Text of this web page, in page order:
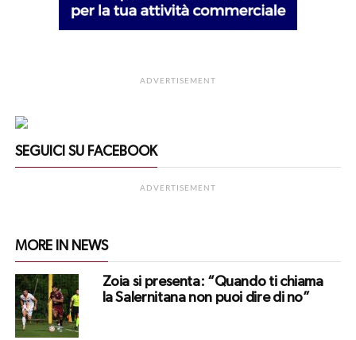
ADVERTISEMENT
SEGUICI SU FACEBOOK
ADVERTISEMENT
MORE IN NEWS
Zoia si presenta: “Quando ti chiama
la Salernitana non puoi dire di no”